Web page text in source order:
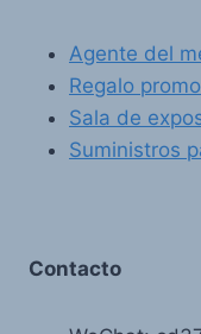
Agente del
Regalo
Sala de
Suministros
Contacto